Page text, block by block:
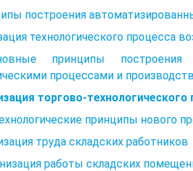
построения
технологического процесса
принципы построения
процессами и
торгово-
принципы нового
труда складских работников
работы складских